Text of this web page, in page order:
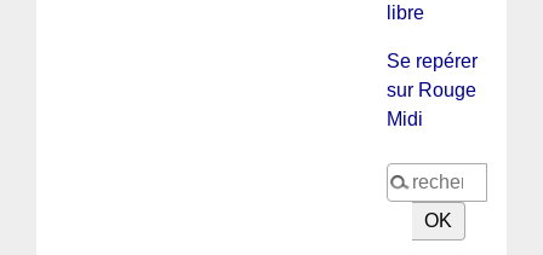
libre
Se repérer
sur Rouge
Midi